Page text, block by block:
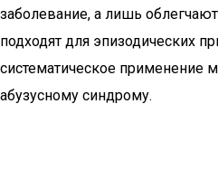
заболевание, а лишь
подходят для эпизодических
систематическое применение
абузусному синдрому.